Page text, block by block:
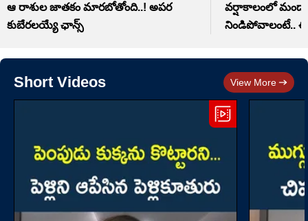
ఆ రాశుల జాతకం మారబోతోంది..! అపర
కుబేరలయ్యే ఛాన్స్
వర్షాకాలంలో
నిండిపోవాలంటే.. ఈ
Short Videos View More